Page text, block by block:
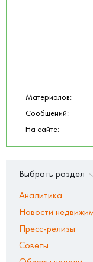
Материалов:
Сообщений:
На сайте:
Выбрать раздел
Аналитика
Новости
Пресс-релизы
Советы